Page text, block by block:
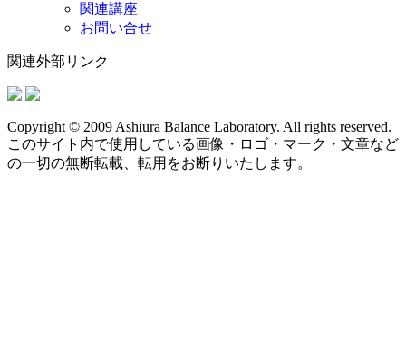
関連講座
お問い合せ
関連外部リンク
Copyright © 2009 Ashiura Balance Laboratory. All rights reserved.
このサイト内で使用している画像・ロゴ・マーク・文章など
の一切の無断転載、転用をお断りいたします。